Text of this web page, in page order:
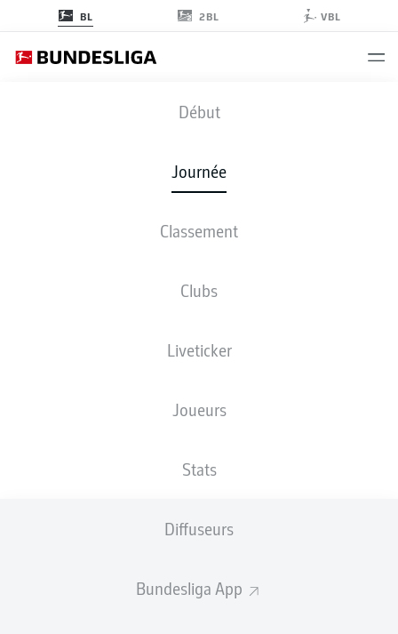
BL 2BL VBL
Début
Journée
Classement
Clubs
Liveticker
Joueurs
Stats
Diffuseurs
Bundesliga App
FCA - HSV
COMPOSITIONS STATISTIQUES